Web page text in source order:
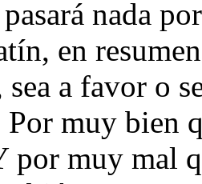
nada
en
a favor o
Por muy bien
por muy mal